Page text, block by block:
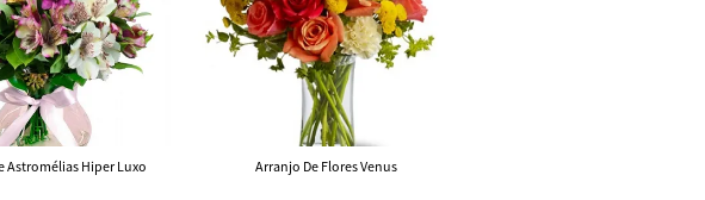
Astromélias Hiper Luxo Arranjo De Flores Venus